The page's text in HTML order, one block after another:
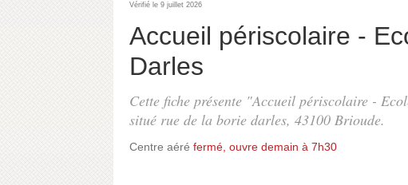
Vérifié le 9 juillet 2026
Accueil périscolaire -
Darles
Cette fiche présente "Accueil périscolaire -
situé rue de la borie darles, 43100 Brioude.
Centre aéré fermé, ouvre demain à 7h30